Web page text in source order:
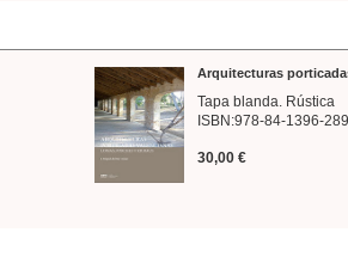
Arquitecturas
Tapa blanda. Rústica
ISBN:978-84-1396-
30,00 €